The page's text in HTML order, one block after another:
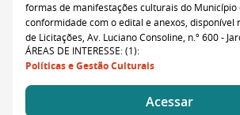
formas de manifestações culturais do Município
conformidade com o edital e anexos, disponível
de Licitações, Av. Luciano Consoline, n.º 600 -
ÁREAS DE INTERESSE: (1):
Políticas e Gestão Culturais
Acessar